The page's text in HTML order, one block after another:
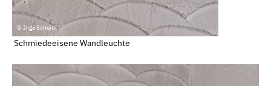
© Inge Scheidl
Schmiedeeisene Wandleuchte